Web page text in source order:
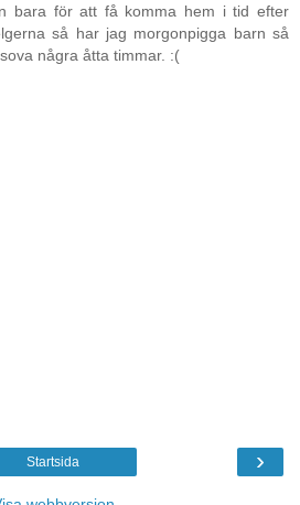
bara för att få komma hem i tid efter
så har jag morgonpigga barn så
några åtta timmar. :(
›
Startsida